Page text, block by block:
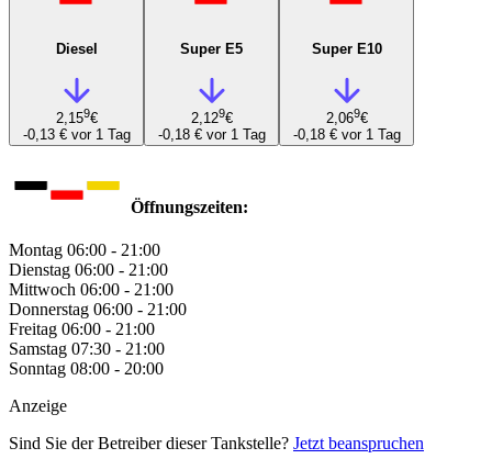
Diesel
2,159€
-0,13 € vor 1 Tag
Super E5
2,129€
-0,18 € vor 1 Tag
Super E10
2,069€
-0,18 € vor 1 Tag
Öffnungszeiten:
Montag 06:00 - 21:00
Dienstag 06:00 - 21:00
Mittwoch 06:00 - 21:00
Donnerstag 06:00 - 21:00
Freitag 06:00 - 21:00
Samstag 07:30 - 21:00
Sonntag 08:00 - 20:00
Anzeige
Sind Sie der Betreiber dieser Tankstelle? Jetzt beanspruchen